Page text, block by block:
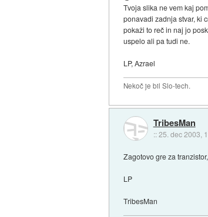
Tvoja slika ne vem kaj
ponavadi zadnja stvar, ki
pokaži to reč in naj jo
uspelo ali pa tudi ne.
LP, Azrael
Nekoč je bil Slo-tech.
TribesMan
::25. dec 2003,
Zagotovo gre za
LP
TribesMan